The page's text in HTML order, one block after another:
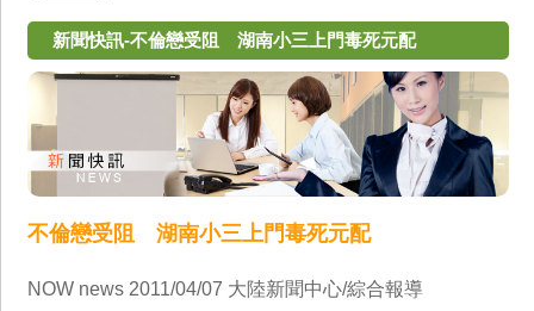
新聞快訊-不倫戀受阻 湖南小三上門毒死元配
不倫戀受阻 湖南小三上門毒死元配
NOW news 2011/04/07 大陸新聞中心/綜合報導